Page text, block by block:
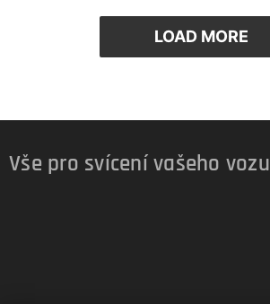
LOAD MORE
Vše pro svícení vašeho vozu